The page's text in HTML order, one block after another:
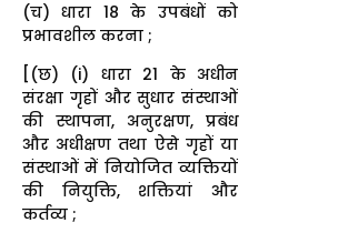
(च) धारा 18 के उपबंधों को
प्रभावशील करना ;
[(छ) (i) धारा 21 के अधीन
संरक्षा गृहों और सुधार संस्थाओं
की स्थापना, अनुरक्षण, प्रबंध
और अधीक्षण तथा ऐसे गृहों या
संस्थाओं में नियोजित व्यक्तियों
की नियुक्ति, शक्तियां और
कर्तव्य ;